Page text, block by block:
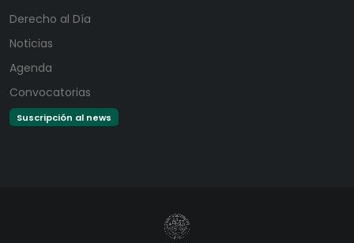
Derecho al Día
Noticias
Agenda
Convocatorias
Suscripción al news